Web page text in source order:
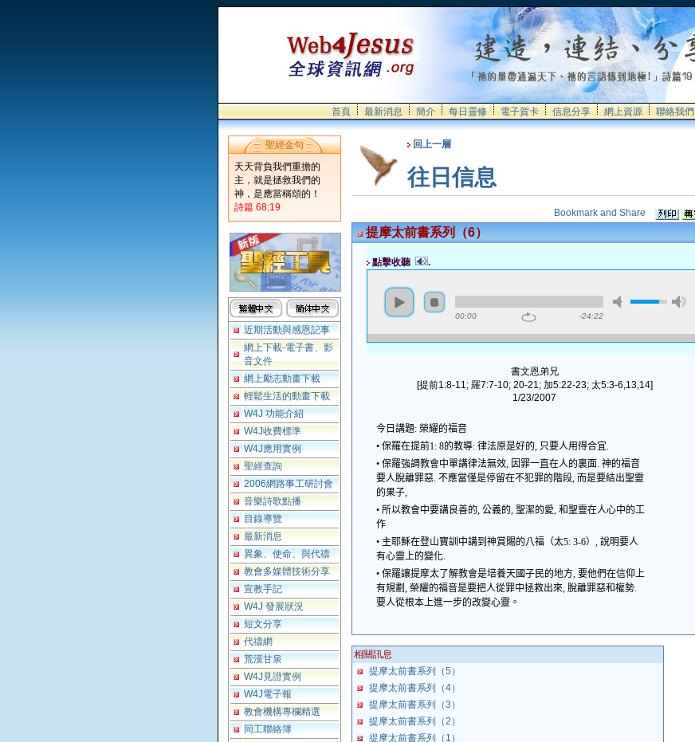
首頁 最新消息 簡介 每日靈修 電子賀卡 信息分享 網上資源 聯絡我們
聖經金句
天天背負我們重擔的
主，就是拯救我們的
神，是應當稱頌的！
詩篇 68:19
近期活動與感恩記事
網上下載-電子書、影
音文件
網上勵志動畫下載
輕鬆生活的動畫下載
W4J 功能介紹
W4J收費標準
W4J應用實例
聖經查詢
2006網路事工研討會
音樂詩歌點播
目錄導覽
最新消息
異象、使命、與代禱
教會多媒體技術分享
宣教手記
W4J 發展狀況
短文分享
代禱網
荒漠甘泉
W4J見證實例
W4J電子報
教會機構專欄精選
同工聯絡簿
回上一層
往日信息
提摩太前書系列（6）
點擊收聽 .
00:00 -24:22
書文恩弟兄
[提前1:8-11; 羅7:7-10; 20-21; 加5:22-23; 太5:3-6,13,14]
1/23/2007
今日講題: 榮耀的福音
• 保羅在提前1: 8的教導: 律法原是好的, 只要人用得合宜.
• 保羅強調教會中單講律法無效, 因罪一直在人的裏面. 神的福音
要人脫離罪惡. 不應當僅是停留在不犯罪的階段, 而是要結出聖靈
的果子,
• 所以教會中要講良善的, 公義的, 聖潔的愛, 和聖靈在人心中的工
作
• 主耶穌在登山寶訓中講到神賞賜的八福（太5: 3-6） , 說明要人
有心靈上的變化.
• 保羅讓提摩太了解教會是培養天國子民的地方, 要他們在信仰上
有規劃 , 榮耀的福音是要把人從罪中拯救出來, 脫離罪惡和權勢.
要人從根本上進一步的改變心靈。
相關訊息
提摩太前書系列（5）
提摩太前書系列（4）
提摩太前書系列（3）
提摩太前書系列（2）
提摩太前書系列（1）